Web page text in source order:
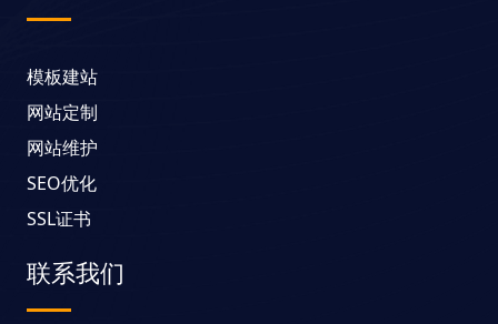
模板建站
网站定制
网站维护
SEO优化
SSL证书
联系我们